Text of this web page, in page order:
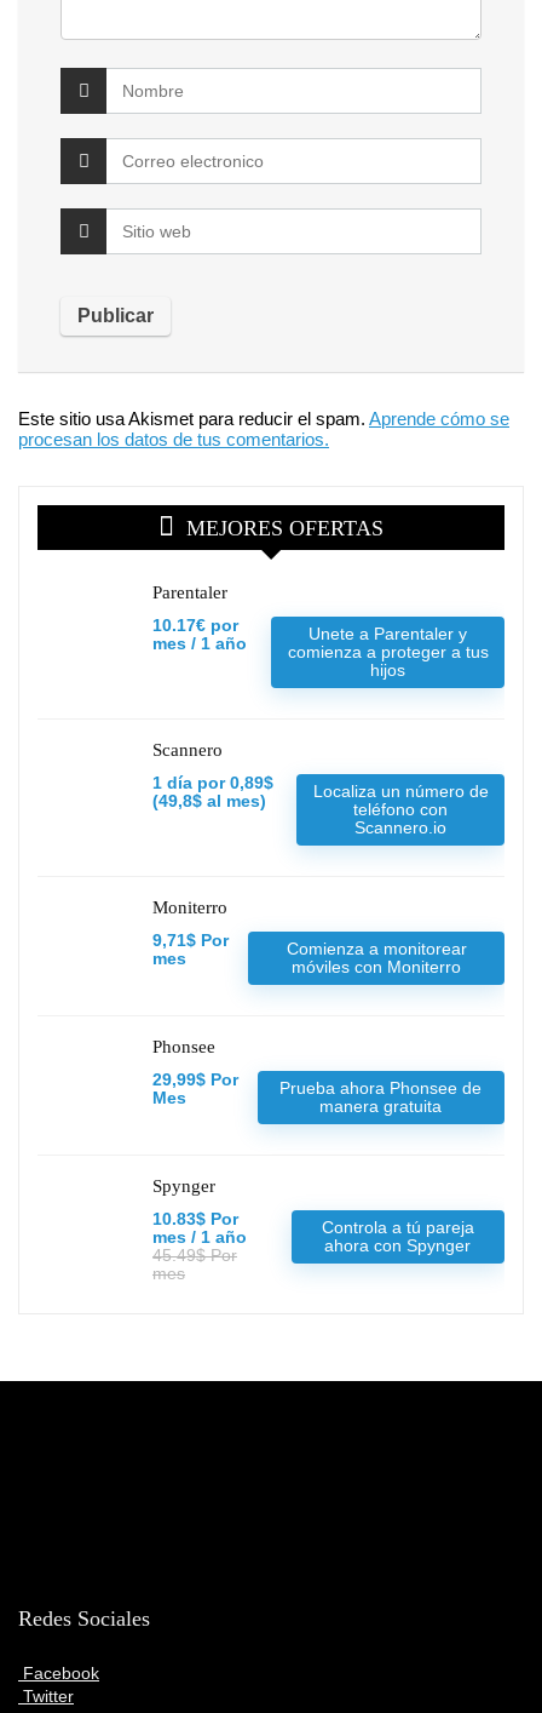
Este sitio usa Akismet para reducir el spam. Aprende cómo se
procesan los datos de tus comentarios.
MEJORES OFERTAS
Parentaler
10.17€ por
mes / 1 año
Unete a Parentaler y
comienza a proteger a tus
hijos
Scannero
1 día por 0,89$
(49,8$ al mes)
Localiza un número de
teléfono con
Scannero.io
Moniterro
9,71$ Por
mes
Comienza a monitorear
móviles con Moniterro
Phonsee
29,99$ Por
Mes
Prueba ahora Phonsee de
manera gratuita
Spynger
10.83$ Por
mes / 1 año
45.49$ Por
mes
Controla a tú pareja
ahora con Spynger
Redes Sociales
Facebook
Twitter